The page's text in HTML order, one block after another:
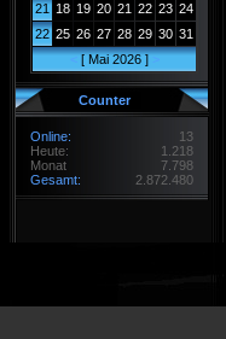
21
18 19 20 21 22 23 24
22 25 26 27 28 29 30 31
<[ Mai 2026 ] >
Counter
Online:
13
Heute:
1.218
Monat
7.798
Gesamt:
2.872.480